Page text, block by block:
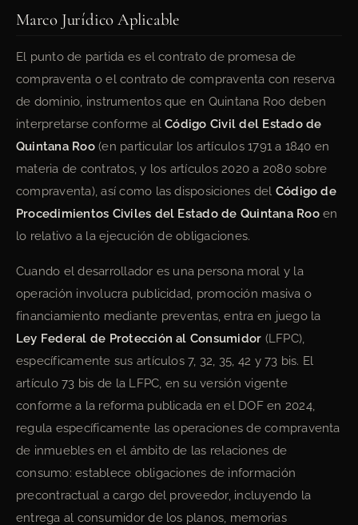
Marco Jurídico Aplicable
El punto de partida es el contrato de promesa de
compraventa o el contrato de compraventa con reserva
de dominio, instrumentos que en Quintana Roo deben
interpretarse conforme alCódigo Civil del Estado de
Quintana Roo(en particular los artículos 1791 a 1840 en
materia de contratos, y los artículos 2020 a 2080 sobre
compraventa), así como las disposiciones del Código de
Procedimientos Civiles del Estado de Quintana Rooen
lo relativo a la ejecución de obligaciones.
Cuando el desarrollador es una persona moral y la
operación involucra publicidad, promoción masiva o
financiamiento mediante preventas, entra en juego la
Ley Federal de Protección al Consumidor (LFPC),
específicamente sus artículos 7, 32, 35, 42 y 73 bis. El
artículo 73 bis de la LFPC, en su versión vigente
conforme a la reforma publicada en el DOF en 2024,
regula específicamente las operaciones de compraventa
de inmuebles en el ámbito de las relaciones de
consumo: establece obligaciones de información
precontractual a cargo del proveedor, incluyendo la
entrega al consumidor de los planos, memorias